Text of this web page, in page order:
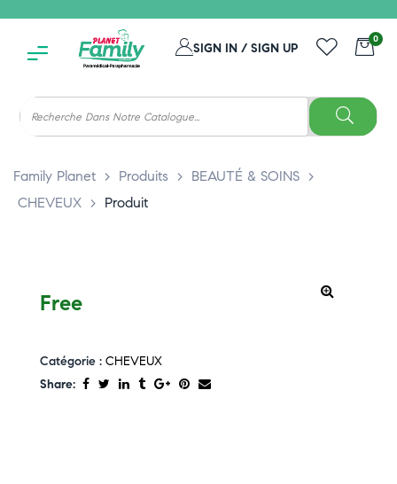
SIGN IN / SIGN UP
0
Family Planet > Produits > BEAUTÉ & SOINS >
CHEVEUX > Produit
Free
Catégorie : CHEVEUX
Share: